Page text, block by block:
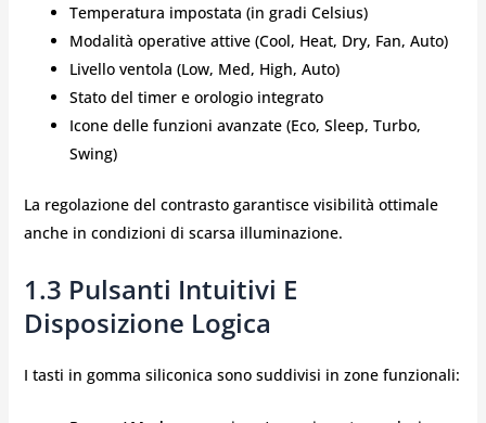
Temperatura impostata (in gradi Celsius)
Modalità operative attive (Cool, Heat, Dry, Fan, Auto)
Livello ventola (Low, Med, High, Auto)
Stato del timer e orologio integrato
Icone delle funzioni avanzate (Eco, Sleep, Turbo,
Swing)
La regolazione del contrasto garantisce visibilità ottimale
anche in condizioni di scarsa illuminazione.
1.3 Pulsanti Intuitivi E
Disposizione Logica
I tasti in gomma siliconica sono suddivisi in zone funzionali: